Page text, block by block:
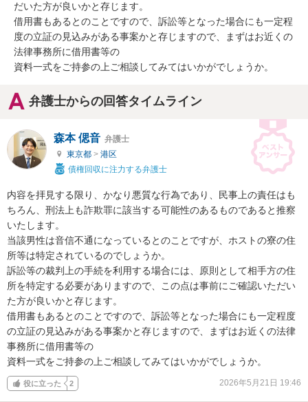
だいた方が良いかと存じます。
借用書もあるとのことですので、訴訟等となった場合にも一定程
度の立証の見込みがある事案かと存じますので、まずはお近くの
法律事務所に借用書等の
資料一式をご持参の上ご相談してみてはいかがでしょうか。
弁護士からの回答タイムライン
森本 偲音 弁護士
東京都 > 港区
債権回収に注力する弁護士
内容を拝見する限り、かなり悪質な行為であり、民事上の責任はも
ちろん、刑法上も詐欺罪に該当する可能性のあるものであると推察
いたします。
当該男性は音信不通になっているとのことですが、ホストの寮の住
所等は特定されているのでしょうか。
訴訟等の裁判上の手続を利用する場合には、原則として相手方の住
所を特定する必要がありますので、この点は事前にご確認いただい
た方が良いかと存じます。
借用書もあるとのことですので、訴訟等となった場合にも一定程度
の立証の見込みがある事案かと存じますので、まずはお近くの法律
事務所に借用書等の
資料一式をご持参の上ご相談してみてはいかがでしょうか。
役に立った 2 2026年5月21日 19:46